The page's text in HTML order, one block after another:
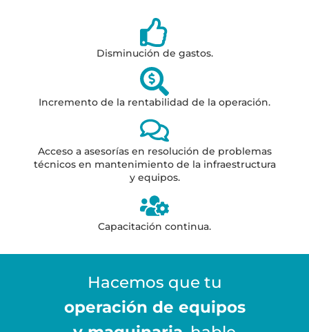
Disminución de gastos.
Incremento de la rentabilidad de la operación.
Acceso a asesorías en resolución de problemas
técnicos en mantenimiento de la infraestructura
y equipos.
Capacitación continua.
Hacemos que tu
operación de equipos